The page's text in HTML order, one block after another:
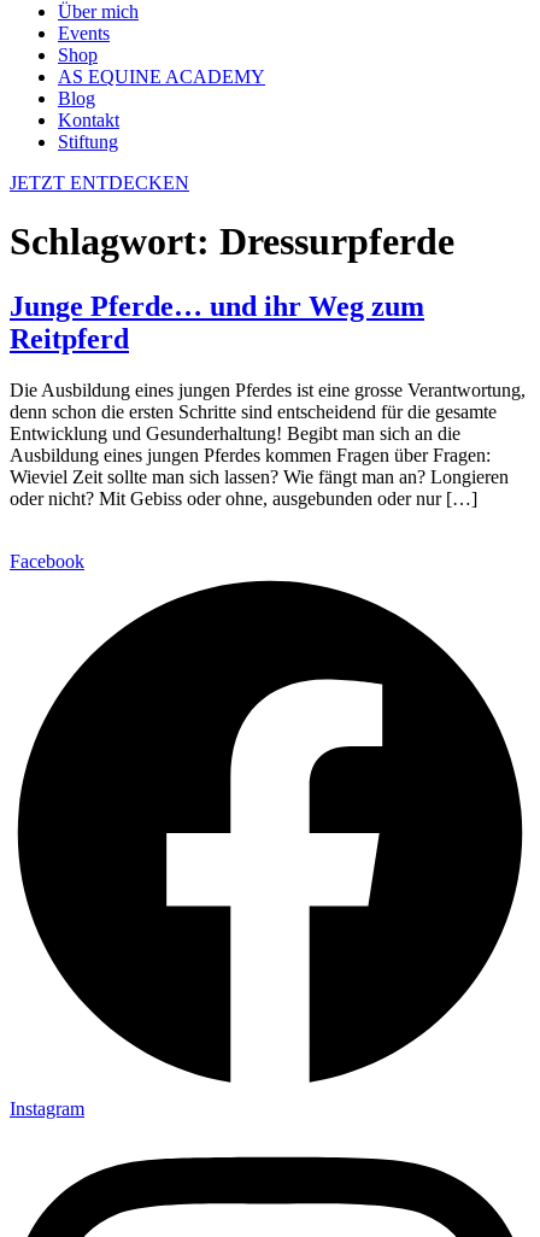
Über mich
Events
Shop
AS EQUINE ACADEMY
Blog
Kontakt
Stiftung
JETZT ENTDECKEN
Schlagwort: Dressurpferde
Junge Pferde… und ihr Weg zum
Reitpferd
Die Ausbildung eines jungen Pferdes ist eine grosse Verantwortung,
denn schon die ersten Schritte sind entscheidend für die gesamte
Entwicklung und Gesunderhaltung! Begibt man sich an die
Ausbildung eines jungen Pferdes kommen Fragen über Fragen:
Wieviel Zeit sollte man sich lassen? Wie fängt man an? Longieren
oder nicht? Mit Gebiss oder ohne, ausgebunden oder nur […]
Facebook
Instagram